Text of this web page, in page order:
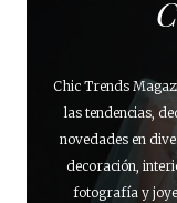
Chic Trends
las tendencias,
novedades en
decoración,
fotografía y